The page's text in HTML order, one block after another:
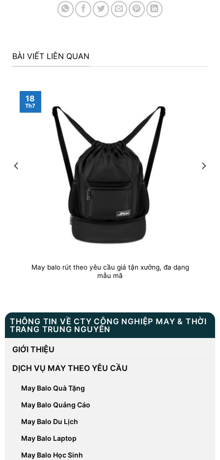
THÔNG TIN VỀ CTY CÔNG NGHIỆP MAY & THỜI
TRANG TRUNG NGUYÊN
GIỚI THIỆU
DỊCH VỤ MAY THEO YÊU CẦU
May Balo Quà Tặng
May Balo Quảng Cáo
May Balo Du Lịch
May Balo Laptop
May Balo Học Sinh
BÀI VIẾT LIÊN QUAN
May balo rút theo yêu cầu giá tận xưởng, đa dạng
mẫu mã
18
Th7